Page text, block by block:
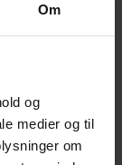
Om
og
medier og til
om
bedre